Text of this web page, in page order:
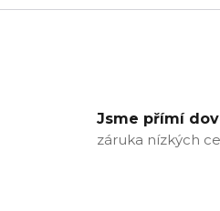
Jsme přímí
záruka nízkých